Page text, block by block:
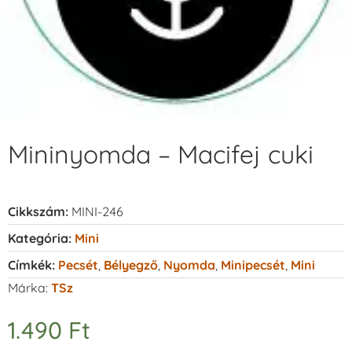
Mininyomda – Macifej cuki
Cikkszám: MINI-246
Kategória: Mini
Címkék: Pecsét Bélyegző Nyomda Minipecsét Mini
Márka: TSz
1.490 Ft